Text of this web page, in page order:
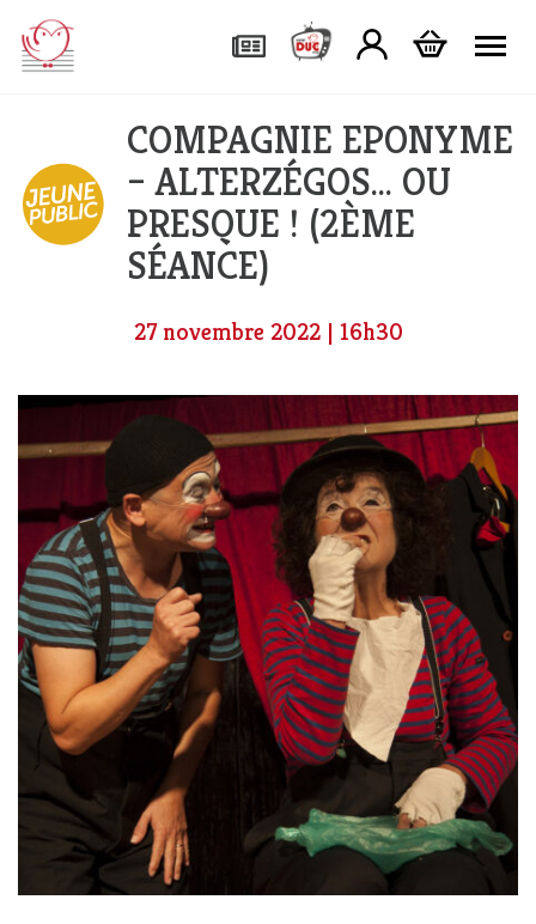
COMPAGNIE EPONYME
– ALTERZÉGOS… OU
PRESQUE ! (2ÈME
SÉANCE)
27 novembre 2022 | 16h30